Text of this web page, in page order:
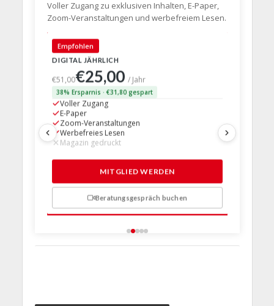
Voller Zugang zu exklusiven Inhalten, E-Paper,
Zoom-Veranstaltungen und werbefreiem Lesen.
Empfohlen
DIGITAL JÄHRLICH
€51,00€25,00/ Jahr
38% Ersparnis · €31,80 gespart
Voller Zugang
E-Paper
Zoom-Veranstaltungen
Werbefreies Lesen
Magazin gedruckt
MITGLIED WERDEN
Beratungsgespräch buchen